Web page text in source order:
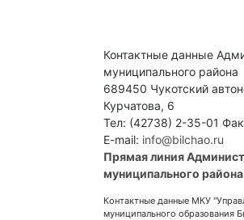
Контактные данные
муниципального района
689450 Чукотский
Курчатова, 6
Тел: (42738) 2-35-01
E-mail: info@bilchao.ru
Прямая линия
муниципального
Контактные данные МКУ
муниципального образования